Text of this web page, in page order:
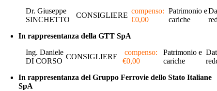
Dr. Giuseppe
SINCHETTO
CONSIGLIERE
compenso:
€0,00
Patrimonio e
cariche
In rappresentanza della GTT SpA
Ing. Daniele
DI CORSO
CONSIGLIERE
compenso:
€0,00
Patrimonio e
cariche
In rappresentanza del Gruppo Ferrovie dello Stato Italiane
SpA